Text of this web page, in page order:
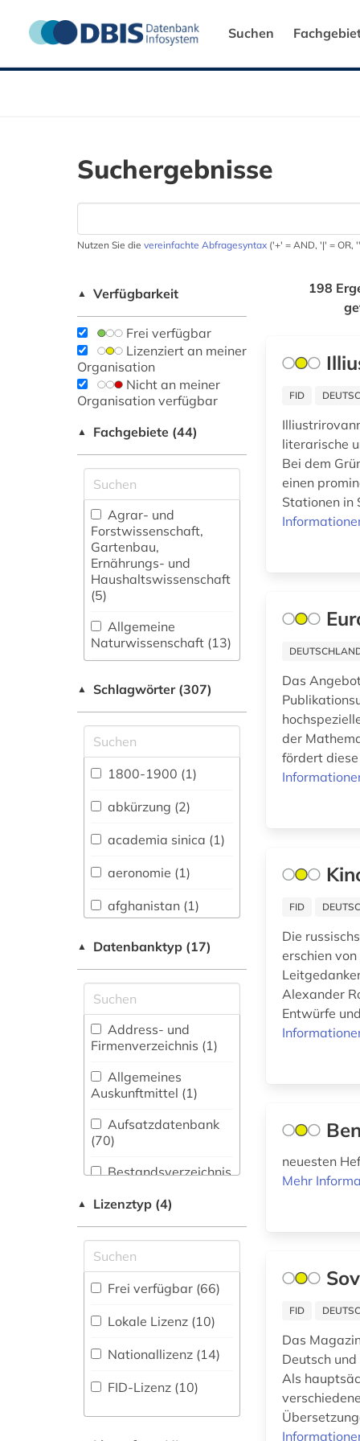
Suchen
Suchergebnisse
Nutzen Sie die vereinfachte Abfragesyntax ('+' = AND, '|' = OR,
▲ Verfügbarkeit
Frei verfügbar
Lizenziert an meiner
Organisation
Nicht an meiner
Organisation verfügbar
▲ Fachgebiete (44)
Agrar- und
Forstwissenschaft,
Gartenbau,
Ernährungs- und
Haushaltswissenschaft
(5)
Allgemeine
Naturwissenschaft (13)
fachübergreifende
Allgemeine und
vergleichende Sprach-
und
Literaturwissenschaft.
Indogermanistik.
Außereuropäische
Sprachen und
Anglistik.
Amerikanistik (13)
Vermessungswesen (5)
Biologie,
Biotechnologie (21)
Buch- und
Bibliothekswesen,
Informationswissenschaft
(6)
Chemie und
Pharmazie (19)
Elektrotechnik,
Elektronik,
Nachrichtentechnik (7)
Energietechnik (5)
Ethnologie (8)
Geographie (8)
Geowissenschaften
(9)
▲ Schlagwörter (307)
1800-1900 (1)
abkürzung (2)
academia sinica (1)
aeronomie (1)
afghanistan (1)
afroamerikaner (2)
agence france-
presse (1)
agrarwissenschaften
(1)
altertumswissenschaft
analytische chemie
(1)
anorganische
chemie (1)
anthropologie (1)
antifaschismus (1)
arabisch (3)
arabische staaten
▲ Datenbanktyp (17)
Address- und
Firmenverzeichnis (1)
Allgemeines
Auskunftmittel (1)
Aufsatzdatenbank
(70)
Bestandsverzeichnis
Buchhandelsverzeichnis
Disziplinäre
Forschungsdatenrepositorien
(0
Disziplinäre
▲ Lizenztyp (4)
Frei verfügbar (66)
Lokale Lizenz (10)
Nationallizenz (14)
FID-Lizenz (10)
198
FID
literarische
Bei dem
einen
Stationen in
Das
der
fördert
FID
Die
erschien
Alexander
Entwürfe
neuesten
Mehr
FID
Das
Deutsch
Als